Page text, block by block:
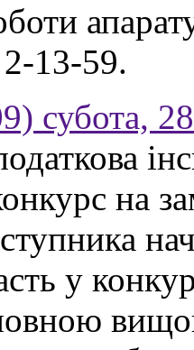
13-59.
субота,
на
у